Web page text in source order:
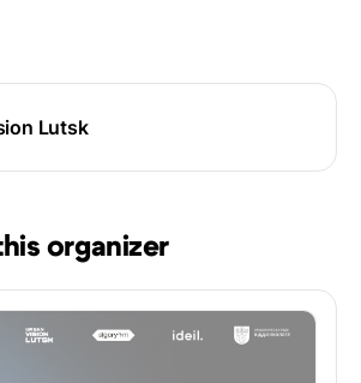
Lutsk
organizer